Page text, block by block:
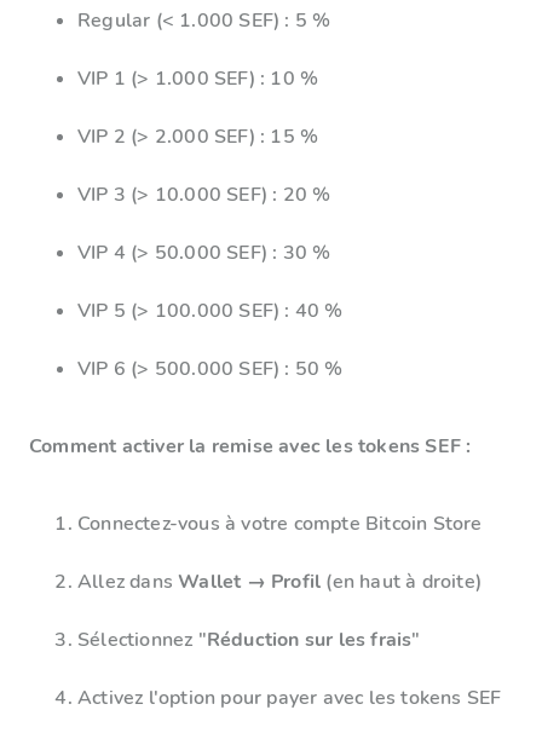
Regular (< 1.000 SEF) : 5 %
VIP 1 (> 1.000 SEF) : 10 %
VIP 2 (> 2.000 SEF) : 15 %
VIP 3 (> 10.000 SEF) : 20 %
VIP 4 (> 50.000 SEF) : 30 %
VIP 5 (> 100.000 SEF) : 40 %
VIP 6 (> 500.000 SEF) : 50 %
Comment activer la remise avec les tokens SEF :
Connectez-vous à votre compte Bitcoin Store
Allez dansWallet → Profil (en haut à droite)
Sélectionnez "Réduction sur les frais"
Activez l'option pour payer avec les tokens SEF